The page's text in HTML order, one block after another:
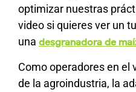
optimizar nuestras
video si quieres ver un
una desgranadora de
Como operadores en el
de la agroindustria, la